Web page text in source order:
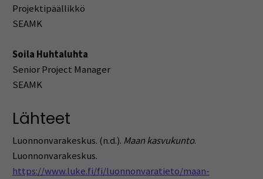
Projektipäällikkö
SEAMK
Soila Huhtaluhta
Senior Project Manager
SEAMK
Lähteet
Luonnonvarakeskus. (n.d.). Maan kasvukunto.
Luonnonvarakeskus.
https://www.luke.fi/fi/luonnonvaratieto/maan-